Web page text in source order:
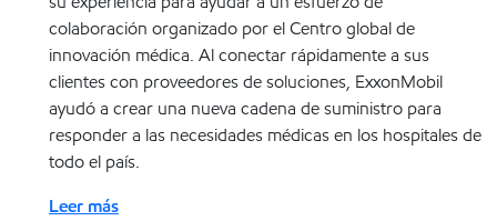
colaboración organizado por el Centro global de
innovación médica. Al conectar rápidamente a sus
clientes con proveedores de soluciones, ExxonMobil
ayudó a crear una nueva cadena de suministro para
responder a las necesidades médicas en los hospitales de
todo el país.
Leer más